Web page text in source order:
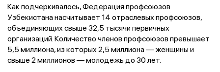
Как подчеркивалось, Федерация профсоюзов
Узбекистана насчитывает 14 отраслевых профсоюзов,
объединяющих свыше 32,5 тысячи первичных
организаций. Количество членов профсоюзов превышает
5,5 миллиона, из которых 2,5 миллиона — женщины и
свыше 2 миллионов — молодежь до 30 лет.